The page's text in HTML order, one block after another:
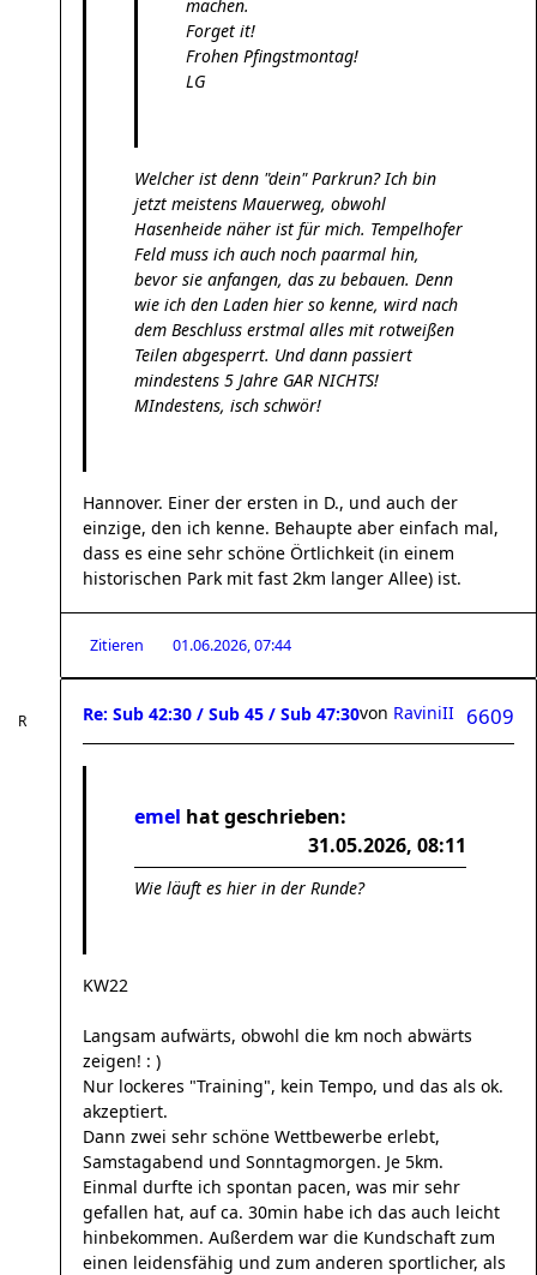
machen.
Forget it!
Frohen Pfingstmontag!
LG
Welcher ist denn "dein" Parkrun? Ich bin
jetzt meistens Mauerweg, obwohl
Hasenheide näher ist für mich. Tempelhofer
Feld muss ich auch noch paarmal hin,
bevor sie anfangen, das zu bebauen. Denn
wie ich den Laden hier so kenne, wird nach
dem Beschluss erstmal alles mit rotweißen
Teilen abgesperrt. Und dann passiert
mindestens 5 Jahre GAR NICHTS!
MIndestens, isch schwör!
Hannover. Einer der ersten in D., und auch der
einzige, den ich kenne. Behaupte aber einfach mal,
dass es eine sehr schöne Örtlichkeit (in einem
historischen Park mit fast 2km langer Allee) ist.
Zitieren 01.06.2026, 07:44
Re: Sub 42:30 / Sub 45 / Sub 47:30 6609
von RaviniII
emel hat geschrieben:
31.05.2026, 08:11
Wie läuft es hier in der Runde?
KW22
Langsam aufwärts, obwohl die km noch abwärts
zeigen! : )
Nur lockeres "Training", kein Tempo, und das als ok.
akzeptiert.
Dann zwei sehr schöne Wettbewerbe erlebt,
Samstagabend und Sonntagmorgen. Je 5km.
Einmal durfte ich spontan pacen, was mir sehr
gefallen hat, auf ca. 30min habe ich das auch leicht
hinbekommen. Außerdem war die Kundschaft zum
einen leidensfähig und zum anderen sportlicher, als